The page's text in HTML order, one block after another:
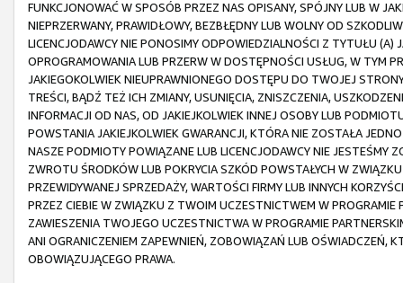
FUNKCJONOWAĆ W SPOSÓB PRZEZ NAS OPISANY, SPÓJNY LUB W
NIEPRZERWANY, PRAWIDŁOWY, BEZBŁĘDNY LUB WOLNY OD
LICENCJODAWCY NIE PONOSIMY ODPOWIEDZIALNOŚCI Z TYTUŁU
OPROGRAMOWANIA LUB PRZERW W DOSTĘPNOŚCI USŁUG, W TYM
JAKIEGOKOLWIEK NIEUPRAWNIONEGO DOSTĘPU DO TWOJEJ
TREŚCI, BĄDŹ TEŻ ICH ZMIANY, USUNIĘCIA, ZNISZCZENIA,
INFORMACJI OD NAS, OD JAKIEJKOLWIEK INNEJ OSOBY LUB
POWSTANIA JAKIEJKOLWIEK GWARANCJI, KTÓRA NIE ZOSTAŁA
NASZE PODMIOTY POWIĄZANE LUB LICENCJODAWCY NIE
ZWROTU ŚRODKÓW LUB POKRYCIA SZKÓD POWSTAŁYCH W
PRZEWIDYWANEJ SPRZEDAŻY, WARTOŚCI FIRMY LUB INNYCH
PRZEZ CIEBIE W ZWIĄZKU Z TWOIM UCZESTNICTWEM W
ZAWIESZENIA TWOJEGO UCZESTNICTWA W PROGRAMIE
ANI OGRANICZENIEM ZAPEWNIEŃ, ZOBOWIĄZAŃ LUB OŚWIADCZEŃ,
OBOWIĄZUJĄCEGO PRAWA.